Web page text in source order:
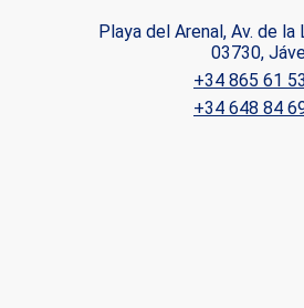
Playa del Arenal, Av. de
03730,
+34 865 61
+34 648 84